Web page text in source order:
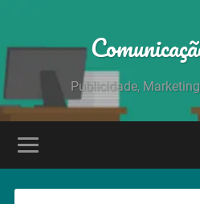
Publicidade,